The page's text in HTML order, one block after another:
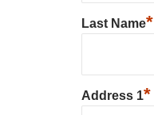
Last Name*
Address 1*